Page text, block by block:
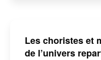
Les choristes et
de l’univers